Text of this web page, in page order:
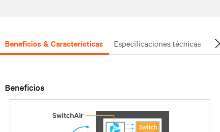
Beneficios & Características Especificaciones técnicas
Beneficios